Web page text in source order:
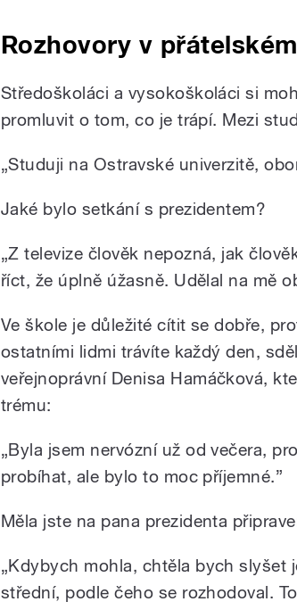
Rozhovory v
Středoškoláci a vysokoškoláci si
promluvit o tom, co je trápí. Mezi
„Studuji na Ostravské univerzitě,
Jaké bylo setkání s prezidentem?
„Z televize člověk nepozná, jak
říct, že úplně úžasně. Udělal na mě
Ve škole je důležité cítit se dobře,
ostatními lidmi trávíte každý den,
veřejnoprávní Denisa Hamáčková,
trému:
„Byla jsem nervózní už od večera,
probíhat, ale bylo to moc příjemné.”
Měla jste na pana prezidenta
„Kdybych mohla, chtěla bych slyšet
střední, podle čeho se rozhodoval.